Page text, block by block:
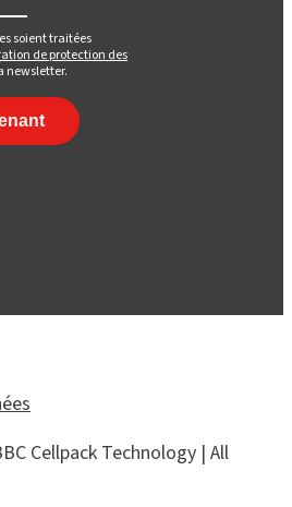
soient traitées
de protection des
newsletter.
Cellpack Technology | All